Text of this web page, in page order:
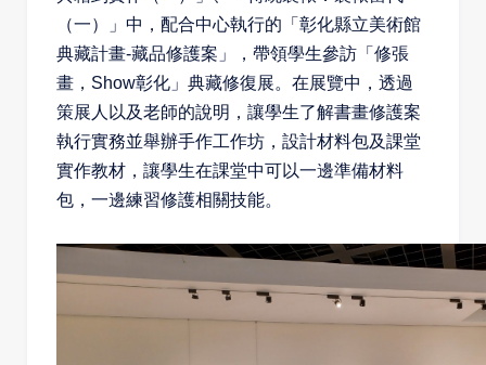
（一）」中，配合中心執行的「彰化縣立美術館
典藏計畫-藏品修護案」，帶領學生參訪「修張
畫，Show彰化」典藏修復展。在展覽中，透過
策展人以及老師的說明，讓學生了解書畫修護案
執行實務並舉辦手作工作坊，設計材料包及課堂
實作教材，讓學生在課堂中可以一邊準備材料
包，一邊練習修護相關技能。